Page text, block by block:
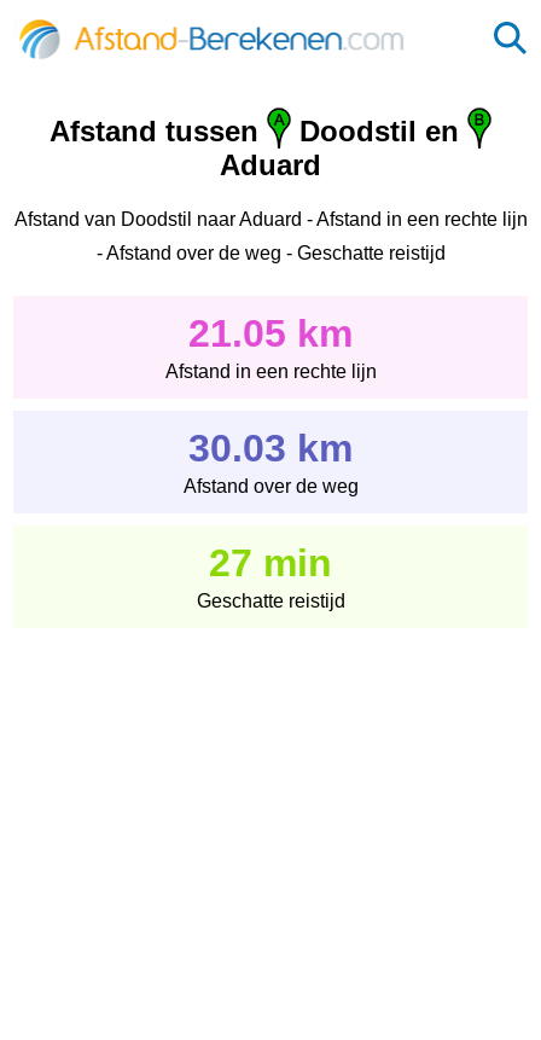
Afstand tussen
Doodstil en
Aduard
Afstand van Doodstil naar Aduard - Afstand in een rechte lijn
- Afstand over de weg - Geschatte reistijd
21.05 km
Afstand in een rechte lijn
30.03 km
Afstand over de weg
27 min
Geschatte reistijd